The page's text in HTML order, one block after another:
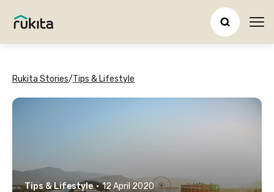
Rukita Stories/Tips & Lifestyle
Tips & Lifestyle · 12 April 2020